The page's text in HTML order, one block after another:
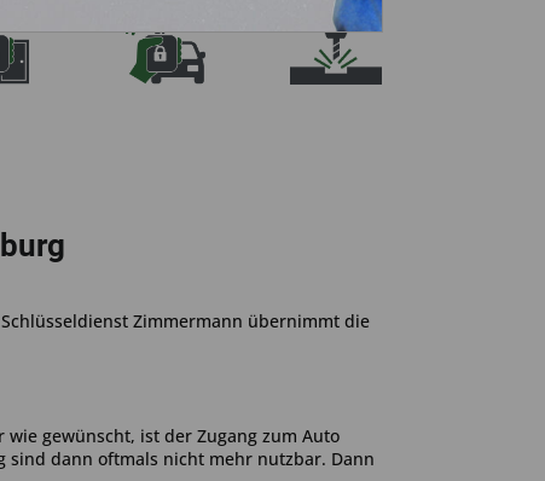
Zimmermann übernimmt die
gewünscht, ist der Zugang zum Auto
sind dann oftmals nicht mehr nutzbar. Dann